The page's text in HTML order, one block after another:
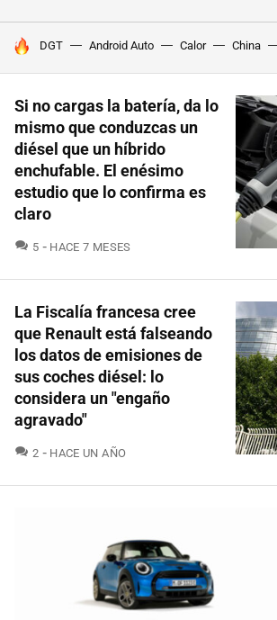
HOY SE HABLA DE
DGT Android Auto Calor China
Si no cargas la batería, da lo
mismo que conduzcas un
diésel que un híbrido
enchufable. El enésimo
estudio que lo confirma es
claro
5 COMENTARIOS
HACE 7 MESES
La Fiscalía francesa cree
que Renault está falseando
los datos de emisiones de
sus coches diésel: lo
considera un "engaño
agravado"
2 COMENTARIOS
HACE UN AÑO